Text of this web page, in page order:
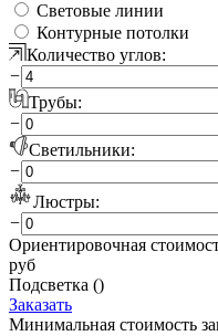
Световые линии
Контурные потолки
Количество углов:
−
Трубы:
−
Светильники:
−
Люстры:
−
Ориентировочная
руб
Подсветка ()
Заказать
Минимальная стоимость